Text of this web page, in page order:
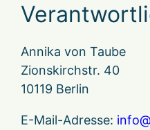
Annika von Taube
Zionskirchstr. 40
10119 Berlin
E-Mail-Adresse: